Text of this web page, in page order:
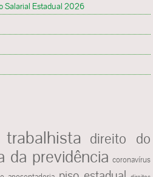
Salarial Estadual 2026
direito do
da previdência coronavírus